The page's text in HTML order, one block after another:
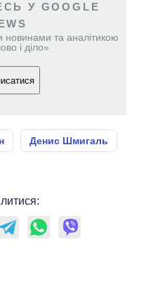
У GOOGLE
новинами та аналітикою
і діло»
Денис Шмигаль